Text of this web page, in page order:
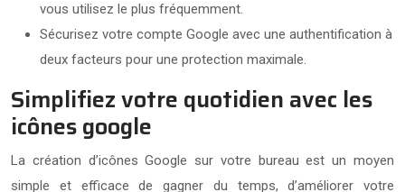
vous utilisez le plus fréquemment.
Sécurisez votre compte Google avec une authentification à
deux facteurs pour une protection maximale.
Simplifiez votre quotidien avec les
icônes google
La création d’icônes Google sur votre bureau est un moyen
simple et efficace de gagner du temps, d’améliorer votre